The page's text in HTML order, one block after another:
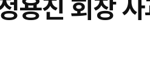
용진 회장